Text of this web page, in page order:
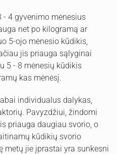
- 4 gyvenimo mėnesius
net po kilogramą ar
5-ojo mėnesio kūdikis,
jis priauga sąlyginai
5 - 8 mėnesių kūdikis
kas mėnėsį.
individualus dalykas,
Pavyzdžiui, žindomi
priauga daugiau svorio, o
kūdikių svorio
metų jie įprastai yra sunkesni